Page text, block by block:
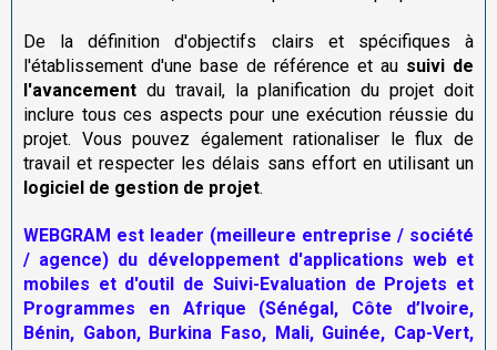
De la définition d'objectifs clairs et spécifiques à
l'établissement d'une base de référence et au suivi de
l'avancement du travail, la planification du projet doit
inclure tous ces aspects pour une exécution réussie du
projet. Vous pouvez également rationaliser le flux de
travail et respecter les délais sans effort en utilisant un
logiciel de gestion de projet.
WEBGRAM est leader (meilleure entreprise / société
/ agence) du développement d'applications web et
mobiles et d'outil de Suivi-Evaluation de Projets et
Programmes en Afrique (Sénégal, Côte d’Ivoire,
Bénin, Gabon, Burkina Faso, Mali, Guinée, Cap-Vert,